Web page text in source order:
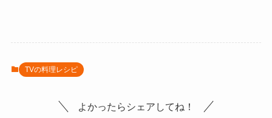
TVの料理レシピ
よかったらシェアしてね！